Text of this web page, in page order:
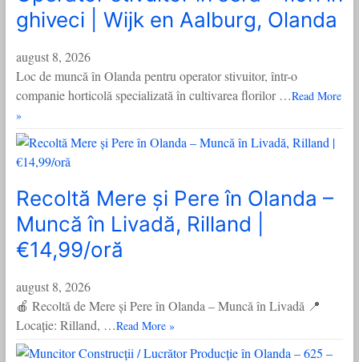
ghiveci | Wijk en Aalburg, Olanda
august 8, 2026
Loc de muncă în Olanda pentru operator stivuitor, într-o
companie horticolă specializată în cultivarea florilor …Read More
»
Recoltă Mere și Pere în Olanda –
Muncă în Livadă, Rilland |
€14,99/oră
august 8, 2026
🍎 Recoltă de Mere și Pere în Olanda – Muncă în Livadă 📍
Locație: Rilland, …Read More »